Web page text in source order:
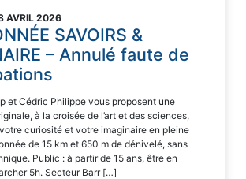
AVRIL 2026
SAVOIRS &
– Annulé faute de
et Cédric Philippe vous proposent une
à la croisée de l’art et des sciences,
curiosité et votre imaginaire en pleine
de 15 km et 650 m de dénivelé, sans
Public : à partir de 15 ans, être en
5h. Secteur Barr […]